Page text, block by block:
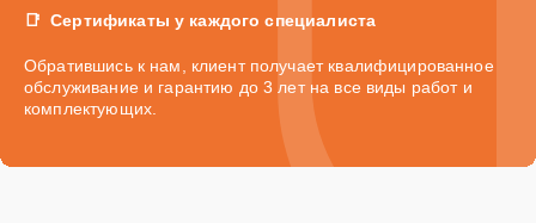
Сертификаты у каждого специалиста
Обратившись к нам, клиент получает квалифицированное
обслуживание и гарантию до 3 лет на все виды работ и
комплектующих.